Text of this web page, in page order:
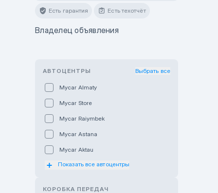
Есть гарантия Есть техотчёт
Владелец объявления
АВТОЦЕНТРЫ Выбрать все
Mycar Almaty
Mycar Store
Mycar Raiymbek
Mycar Astana
Mycar Aktau
Mycar Uralsk
Показать все автоцентры
КОРОБКА ПЕРЕДАЧ